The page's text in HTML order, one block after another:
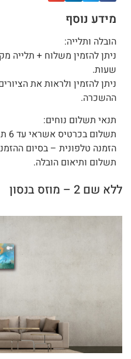
מידע נוסף
הובלה ותלייה:
שעות.
ניתן להזמין ולראות את
ההשכרה.
תנאי תשלום נוחים:
תשלום בכרטיס אשראי עד 6 תשלומים ללא ריבית.
הזמנה טלפונית – בסיום
תשלום ותיאום הובלה.
ללא שם 2 – מוזס בנסון